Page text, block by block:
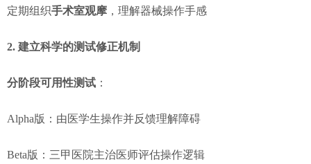
定期组织手术室观摩 ，理解器械操作手感
2. 建立科学的测试修正机制
分阶段可用性测试 ：
Alpha版：由医学生操作并反馈理解障碍
Beta版：三甲医院主治医师评估操作逻辑